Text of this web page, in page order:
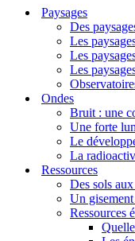
Paysages
Des
Les
Les
Les
Ondes
Bruit : une
Une forte
Le
La
Ressources
Des sols
Un
Ressources